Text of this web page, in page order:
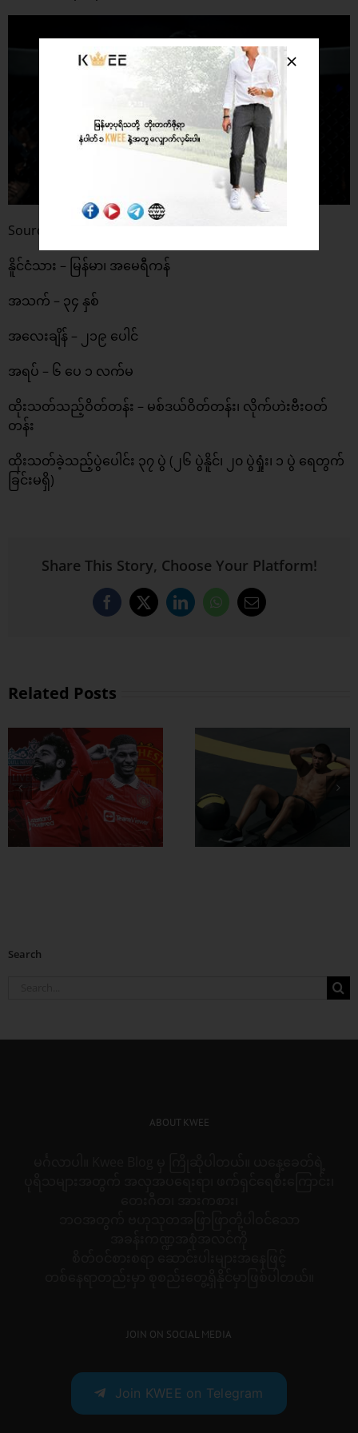
Source: Asian Persuasion MMA
နိူင်ငံသား – မြန်မာ၊ အမေရီကန်
အသက် – ၃၄ နှစ်
အလေးချိန် – ၂၁၉ ပေါင်
အရပ် – ၆ ပေ ၁ လက်မ
ထိုးသတ်သည့်ဝိတ်တန်း – မစ်​ဒယ်​ဝိတ်​တန်း၊ လိုက်ဟဲးဗီးဝတ်
တန်း
ထိုးသတ်ခဲ့သည့်ပွဲပေါင်း ၃၇ ပွဲ (၂၆ ပွဲနိူင်၊ ၂၀ ပွဲရှုံး၊ ၁ ပွဲ ရေတွက်
ခြင်းမရှိ)
Share This Story, Choose Your Platform!
Facebook
X LinkedInWhatsApp
Email
Related Posts
ထိထိရောက်ရောက်
ဗိုက်ခေါက် အဆီ
တွေ ချဖို့
Search
ABOUT KWEE
JOIN ON SOCIAL MEDIA
Join KWEE on Telegram